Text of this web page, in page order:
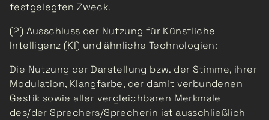
festgelegten Zweck.
(2) Ausschluss der Nutzung für Künstliche
Intelligenz (KI) und ähnliche Technologien:
Die Nutzung der Darstellung bzw. der Stimme, ihrer
Modulation, Klangfarbe, der damit verbundenen
Gestik sowie aller vergleichbaren Merkmale
des/der Sprechers/Sprecherin ist ausschließlich